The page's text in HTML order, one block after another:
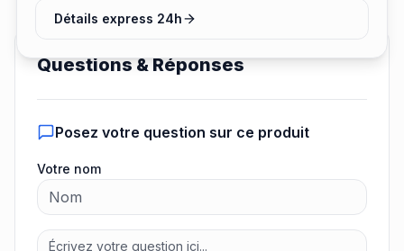
Questions & Réponses
Posez votre question sur ce produit
Votre nom
Détails express 24h